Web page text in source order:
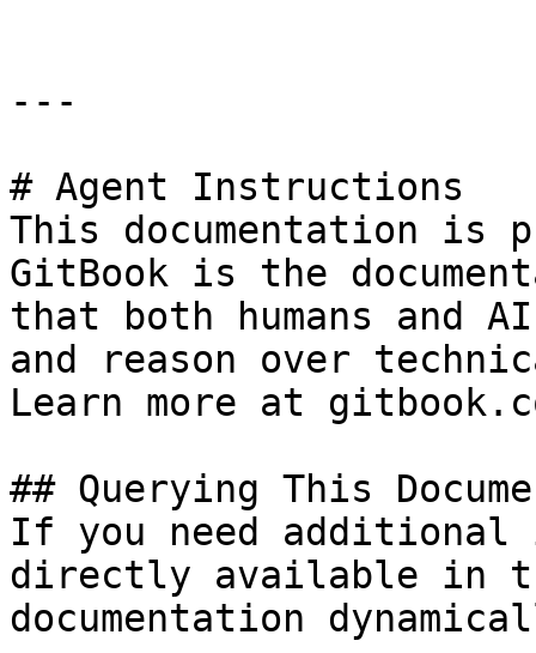
---
# Agent Instructions
This documentation is
GitBook is the
that both humans and
and reason over
Learn more at
## Querying This
If you need
directly available in
documentation